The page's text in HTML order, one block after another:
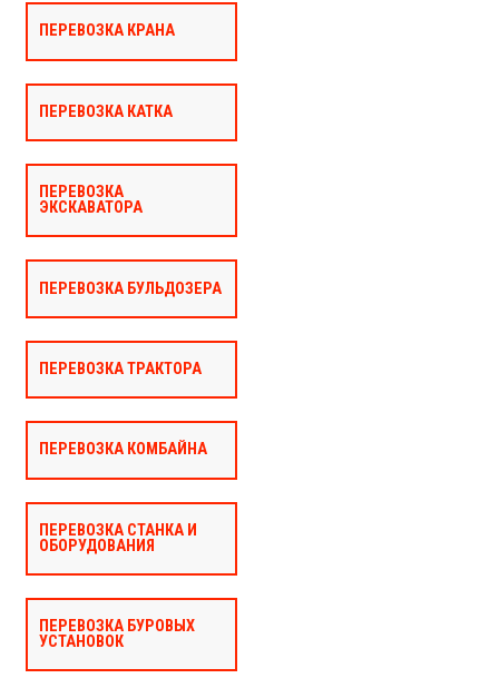
ПЕРЕВОЗКА КРАНА
ПЕРЕВОЗКА КАТКА
ПЕРЕВОЗКА
ЭКСКАВАТОРА
ПЕРЕВОЗКА БУЛЬДОЗЕРА
ПЕРЕВОЗКА ТРАКТОРА
ПЕРЕВОЗКА КОМБАЙНА
ПЕРЕВОЗКА СТАНКА И
ОБОРУДОВАНИЯ
ПЕРЕВОЗКА БУРОВЫХ
УСТАНОВОК